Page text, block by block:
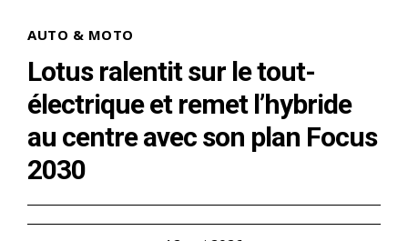
AUTO & MOTO
Lotus ralentit sur le tout-
électrique et remet l’hybride
au centre avec son plan Focus
2030